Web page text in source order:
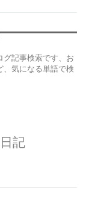
グ記事検索です、お
、気になる単語で検
記